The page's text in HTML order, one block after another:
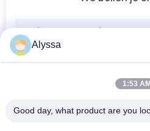
Alyssa
1:53 AM
Good day, what product are you